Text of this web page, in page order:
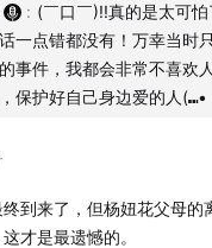
开门了，他说是我爸嘱咐他
有点怕那时候甚至因为他来
来，具体说了什么不记得了
之后就完全不记得了发生了
，欠了很多钱，当晚他本
为下大雨，我爸一直不太放
赶紧回来了，回家看到我不
: (￣口￣)!!真的是太可
一点错都没有！万幸当时
事件，我都会非常不喜欢
保护好自己身边爱的人
到来了，但杨妞花父母的
才是最遗憾的。